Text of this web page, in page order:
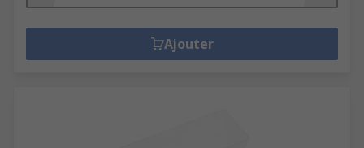
Ajouter